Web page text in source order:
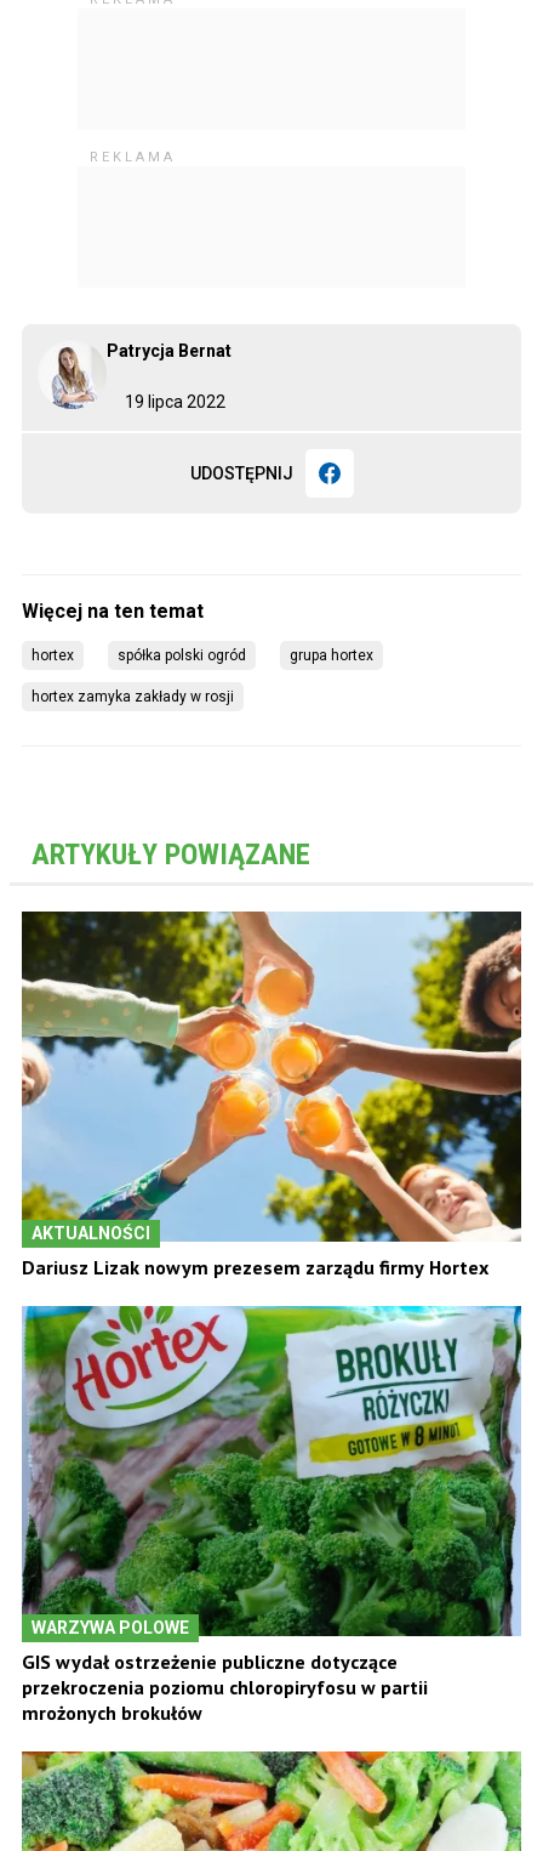
19 lipca 2022
Patrycja Bernat
UDOSTĘPNIJ
hortex spółka polski ogród grupa hortex
hortex zamyka zakłady w rosji
ARTYKUŁY POWIĄZANE
AKTUALNOŚCI
Dariusz Lizak nowym prezesem zarządu firmy Hortex
WARZYWA POLOWE
GIS wydał ostrzeżenie publiczne dotyczące
przekroczenia poziomu chloropiryfosu w partii
mrożonych brokułów